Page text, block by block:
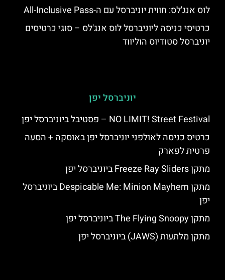
לוס אנג'לס: חווית יוניברסל עם ה-All-Inclusive Pass
כרטיסי כניסה ליוניברסל לוס אנג'לס – סוגי כרטיסים
יוניברסל סטודיוס הוליווד
יוניברסל יפן
NO LIMIT! Street Festival – פסטיבל ביוניברסל יפן
כרטיס כניסה לאולפני יוניברסל יפן באוסקה + הסעה
פרטית לפארק
מתקן Freeze Ray Sliders ביוניברסל יפן
מתקן Despicable Me: Minion Mayhem ביוניברסל
יפן
מתקן The Flying Snoopy ביוניברסל יפן
מתקן מלתעות (JAWS) ביוניברסל יפן